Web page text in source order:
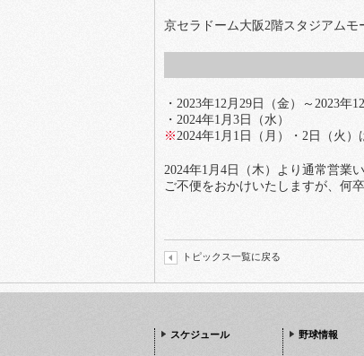
京セラドーム大阪2階スタジアムモ
・2023年12月29日（金）～2023年
・2024年1月3日（水）
※2024年1月1日（月）・2日（火）
2024年1月4日（木）より通常営業
ご不便をおかけいたしますが、何
トピックス一覧に戻る
スケジュール 野球情報